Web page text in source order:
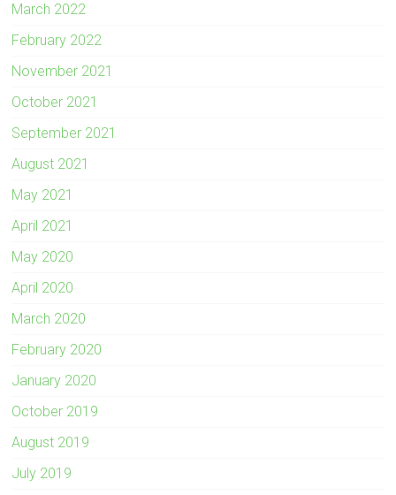
March 2022
February 2022
November 2021
October 2021
September 2021
August 2021
May 2021
April 2021
May 2020
April 2020
March 2020
February 2020
January 2020
October 2019
August 2019
July 2019